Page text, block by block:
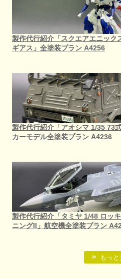
製作代行紹介「スクエアエニック
ギアス」全塗装プラン A4256
製作代行紹介「アオシマ 1/35 73
カーモデル全塗装プラン A4236
製作代行紹介「タミヤ 1/48 ロッ
ニングII」航空機全塗装プラン
もっと